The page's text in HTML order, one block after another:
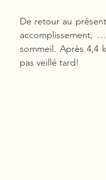
De retour au
accomplissement,
sommeil. Après 4,4
pas veillé tard!